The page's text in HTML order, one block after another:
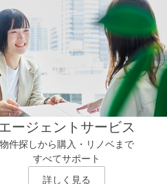
ージェントサービス
物件探しから購入・リノベまで
すべてサポート
詳しく見る